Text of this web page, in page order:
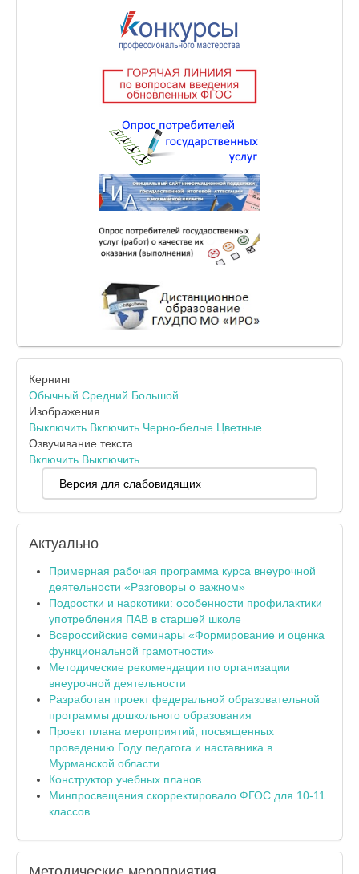
Кернинг
Обычный Средний Большой
Изображения
Выключить Включить Черно-белые Цветные
Озвучивание текста
Включить Выключить
Версия для слабовидящих
Актуально
Примерная рабочая программа курса внеурочной
деятельности «Разговоры о важном»
Подростки и наркотики: особенности профилактики
употребления ПАВ в старшей школе
Всероссийские семинары «Формирование и оценка
функциональной грамотности»
Методические рекомендации по организации
внеурочной деятельности
Разработан проект федеральной образовательной
программы дошкольного образования
Проект плана мероприятий, посвященных
проведению Году педагога и наставника в
Мурманской области
Конструктор учебных планов
Минпросвещения скорректировало ФГОС для 10-11
классов